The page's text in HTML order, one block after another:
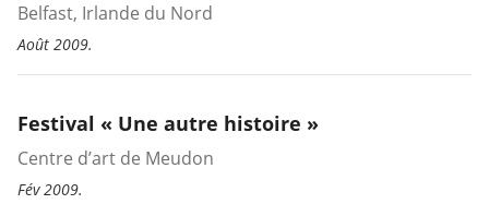
Belfast, Irlande du Nord
Août 2009.
Festival « Une autre histoire »
Centre d’art de Meudon
Fév 2009.